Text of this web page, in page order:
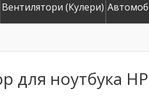
Вентилятори (Кулери)
для ноутбука